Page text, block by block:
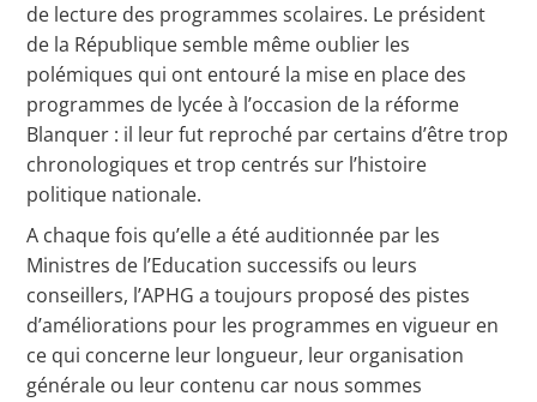
de lecture des programmes scolaires. Le président
de la République semble même oublier les
polémiques qui ont entouré la mise en place des
programmes de lycée à l’occasion de la réforme
Blanquer : il leur fut reproché par certains d’être trop
chronologiques et trop centrés sur l’histoire
politique nationale.
A chaque fois qu’elle a été auditionnée par les
Ministres de l’Education successifs ou leurs
conseillers, l’APHG a toujours proposé des pistes
d’améliorations pour les programmes en vigueur en
ce qui concerne leur longueur, leur organisation
générale ou leur contenu car nous sommes